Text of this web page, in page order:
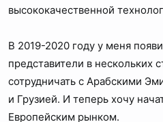
высококачественной
В 2019-2020 году у меня
представители в нескольких
сотрудничать с Арабскими
и Грузией. И теперь хочу
Европейским рынком.